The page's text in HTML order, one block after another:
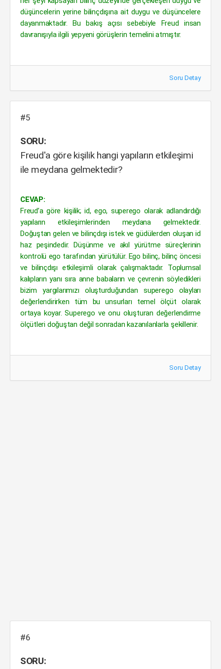
düşüncelerin yerine bilinçdışına ait duygu ve düşüncelere
dayanmaktadır. Bu bakış açısı sebebiyle Freud insan
davranışıyla ilgili yepyeni görüşlerin temelini atmıştır.
Soru Detay
#5
SORU:
Freud'a göre kişilik hangi yapıların etkileşimi
ile meydana gelmektedir?
CEVAP:
Freud’a göre kişilik; id, ego, superego olarak adlandırdığı
yapıların etkileşimlerinden meydana gelmektedir.
Doğuştan gelen ve bilinçdışı istek ve güdülerden oluşan id
haz peşindedir. Düşünme ve akıl yürütme süreçlerinin
kontrolü ego tarafından yürütülür. Ego bilinç, bilinç öncesi
ve bilinçdışı etkileşimli olarak çalışmaktadır. Toplumsal
kalıpların yanı sıra anne babaların ve çevrenin söyledikleri
bizim yargılarımızı oluşturduğundan superego olayları
değerlendirirken tüm bu unsurları temel ölçüt olarak
ortaya koyar. Superego ve onu oluşturan değerlendirme
ölçütleri doğuştan değil sonradan kazanılanlarla şekillenir.
Soru Detay
#6
SORU: